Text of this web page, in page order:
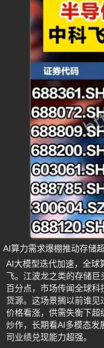
AI算力需求爆棚推动存储
AI大模型迭代加速，全球
飞。江波龙之类的存储
百分点，市场传闻全球
货源。这场景搁以前谁
价格看涨，供需失衡下超
炒作，长期看AI多模态发
司业绩兑现能力超强。